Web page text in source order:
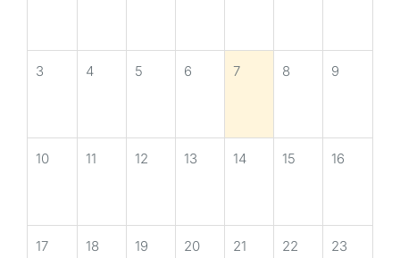
3 4 5 6 7 8 9
10 11 12 13 14 15 16
17 18 19 20 21 22 23